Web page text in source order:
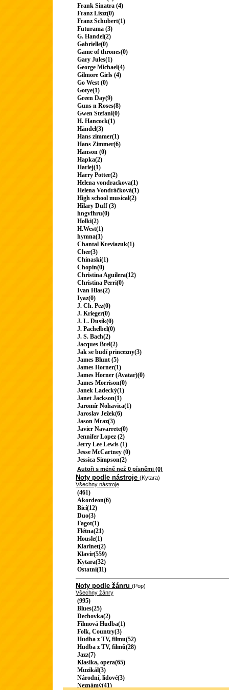
Frank Sinatra (4)
Franz Liszt(0)
Franz Schubert(1)
Futurama (3)
G. Handel(2)
Gabrielle(0)
Game of thrones(0)
Gary Jules(1)
George Michael(4)
Gilmore Girls (4)
Go West (0)
Gotye(1)
Green Day(9)
Guns n Roses(8)
Gwen Stefani(0)
H. Hancock(1)
Händel(3)
Hans zimmer(1)
Hans Zimmer(6)
Hanson (0)
Hapka(2)
Harlej(1)
Harry Potter(2)
Helena vondrackova(1)
Helena Vondráčková(1)
High school musical(2)
Hilary Duff (3)
hngvfhru(0)
Holki(2)
H.West(1)
hymna(1)
Chantal Kreviazuk(1)
Cher(3)
Chinaski(1)
Chopin(0)
Christina Aguilera(12)
Christina Perri(0)
Ivan Hlas(2)
Iyaz(0)
J. Ch. Pez(0)
J. Krieger(0)
J. L. Dusík(0)
J. Pachelbel(0)
J. S. Bach(2)
Jacques Brel(2)
Jak se budí princezny(3)
James Blunt (5)
James Horner(1)
James Horner (Avatar)(0)
James Morrison(0)
Janek Ladecký(1)
Janet Jackson(1)
Jaromír Nohavica(1)
Jaroslav Ježek(6)
Jason Mraz(3)
Javier Navarrete(0)
Jennifer Lopez (2)
Jerry Lee Lewis (1)
Jesse McCartney (0)
Jessica Simpson(2)
Autoři s méně než 0 písněmi (0)
Noty podle nástroje (Kytara)
Všechny nástroje
(461)
Akordeon(6)
Bicí(12)
Duo(3)
Fagot(1)
Flétna(21)
Housle(1)
Klarinet(2)
Klavír(559)
Kytara(32)
Ostatní(11)
Noty podle žánru (Pop)
Všechny žánry
(995)
Blues(25)
Dechovka(2)
Filmová Hudba(1)
Folk, Country(3)
Hudba z TV, filmu(52)
Hudba z TV, filmů(28)
Jazz(7)
Klasika, opera(65)
Muzikál(3)
Národní, lidové(3)
Neznámý(41)